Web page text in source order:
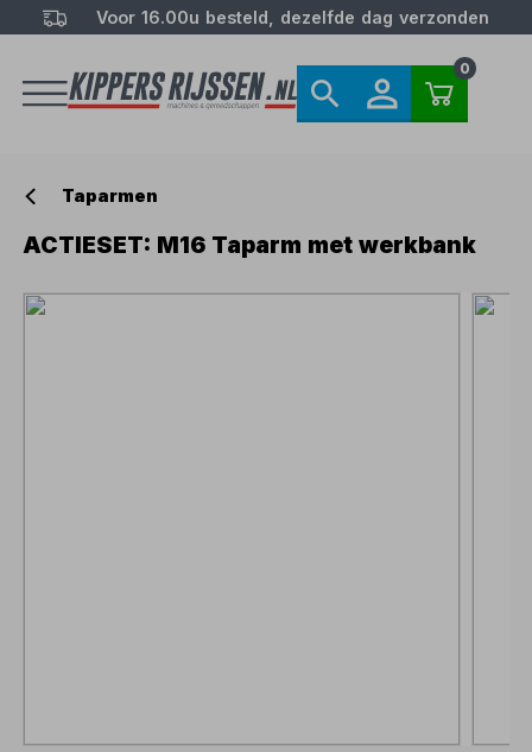
Voor 16.00u besteld, dezelfde dag verzonden
0
Taparmen
ACTIESET: M16 Taparm met werkbank